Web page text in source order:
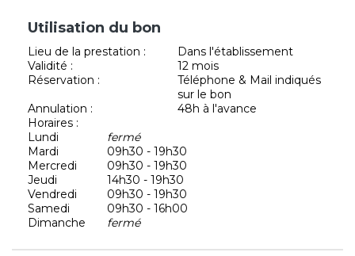
Utilisation du bon
Lieu de la prestation :
Dans l'établissement
Validité :
12 mois
Réservation :
Téléphone & Mail indiqués
sur le bon
Annulation :
48h à l'avance
Horaires :
Lundi
fermé
Mardi
09h30 - 19h30
Mercredi
09h30 - 19h30
Jeudi
14h30 - 19h30
Vendredi
09h30 - 19h30
Samedi
09h30 - 16h00
Dimanche
fermé